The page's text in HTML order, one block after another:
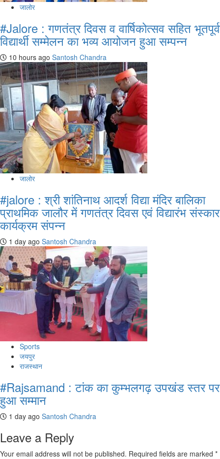
जालोर
#Jalore : गणतंत्र दिवस व वार्षिकोत्सव सहित भूतपूर्व
विद्यार्थी सम्मेलन का भव्य आयोजन हुआ सम्पन्न
10 hours ago Santosh Chandra
जालोर
#jalore : श्री शांतिनाथ आदर्श विद्या मंदिर बालिका
प्राथमिक जालौर में गणतंत्र दिवस एवं विद्यारंभ संस्कार
कार्यक्रम संपन्न
1 day ago Santosh Chandra
Sports
जयपुर
राजस्थान
#Rajsamand : टांक का कुम्भलगढ़ उपखंड स्तर पर
हुआ सम्मान
1 day ago Santosh Chandra
Leave a Reply
Your email address will not be published. Required fields are marked *